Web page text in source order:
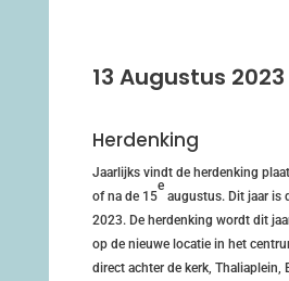
13 Augustus 2023
Herdenking
Jaarlijks vindt de herdenking
of na de 15
e
augustus. Dit jaar is
2023. De herdenking wordt dit
op de nieuwe locatie in het
direct achter de kerk, Thaliaplein,